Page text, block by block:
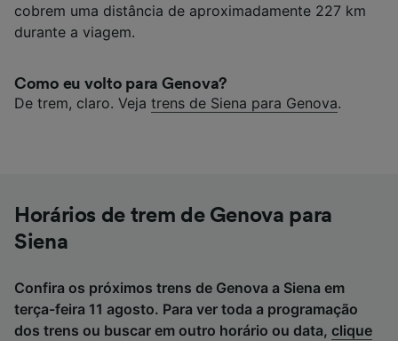
cobrem uma distância de aproximadamente 227 km
durante a viagem.
Como eu volto para Genova?
De trem, claro. Veja trens de Siena para Genova.
Horários de trem de Genova para
Siena
Confira os próximos trens de Genova a Siena em
terça-feira 11 agosto. Para ver toda a programação
dos trens ou buscar em outro horário ou data, clique